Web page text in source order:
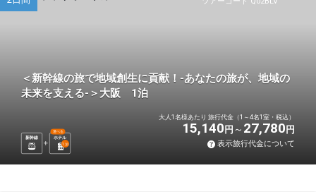
＜新幹線の旅で地域創生に貢献！-あなたの旅が、地域の
未来を支える-＞大阪 1泊
新幹線 ホテル
選べる
1 泊
大人1名様あたり 旅行代金（1～4名1室・税込）
15,140 円 27,780 円
表示旅行代金について